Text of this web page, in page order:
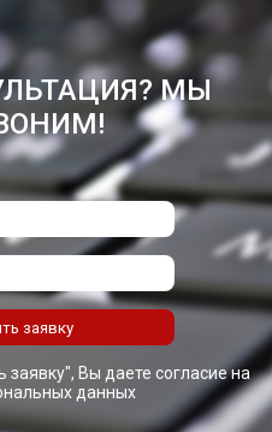
МЫ
Вы даете согласие на
данных